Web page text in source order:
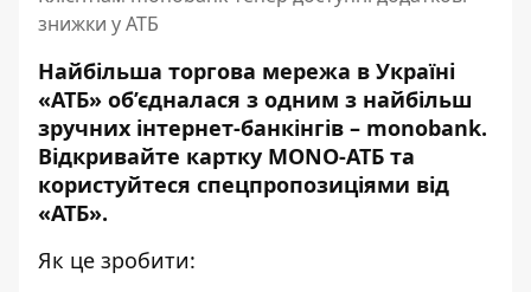
знижки у АТБ
Найбільша торгова мережа в Україні
«АТБ» об’єдналася з одним з найбільш
зручних інтернет-банкінгів – monobank.
Відкривайте картку MONO-ATБ та
користуйтеся спецпропозиціями від
«АТБ».
Як це зробити: